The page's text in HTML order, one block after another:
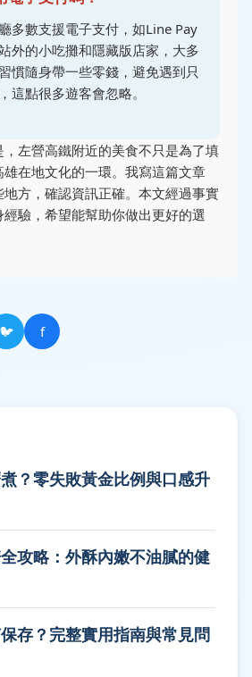
多數支援電子支付，如Line Pay
外的小吃攤和隱藏版店家，大多
慣隨身帶一些零錢，避免遇到只
這點很多遊客會忽略。
左營高鐵附近的美食不只是為了填
在地文化的一環。我寫這篇文章
方，確認資訊正確。本文經過事實
驗，希望能幫助你做出更好的選
🐦 f
？零失敗黃金比例與口感升
攻略：外酥內嫩不油膩的健
存？完整實用指南與常見問